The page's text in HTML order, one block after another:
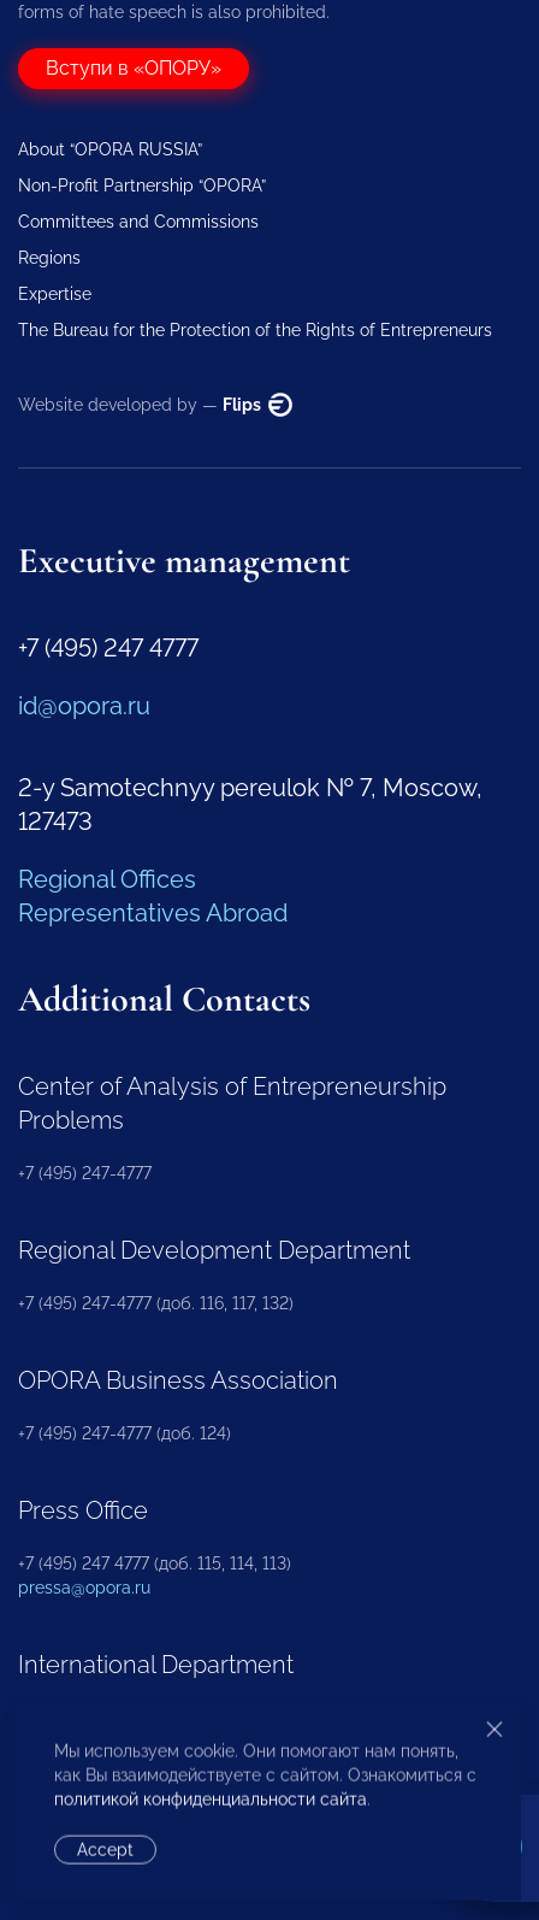
forms of hate speech is also prohibited.
Вступи в «ОПОРУ»
About “OPORA RUSSIA”
Non-Profit Partnership “OPORA”
Committees and Commissions
Regions
Expertise
The Bureau for the Protection of the Rights of Entrepreneurs
Website developed by — Flips
Executive management
+7 (495) 247 4777
id@opora.ru
2-y Samotechnyy pereulok № 7, Moscow,
127473
Regional Offices
Representatives Abroad
Additional Contacts
Center of Analysis of Entrepreneurship
Problems
+7 (495) 247-4777
Regional Development Department
+7 (495) 247-4777 (доб. 116, 117, 132)
OPORA Business Association
+7 (495) 247-4777 (доб. 124)
Press Office
+7 (495) 247 4777 (доб. 115, 114, 113)
pressa@opora.ru
International Department
Business and Investment Rights Protection
Department
Мы используем cookie. Они помогают нам понять,
как Вы взаимодействуете с сайтом. Ознакомиться с
политикой конфиденциальности сайта.
Accept